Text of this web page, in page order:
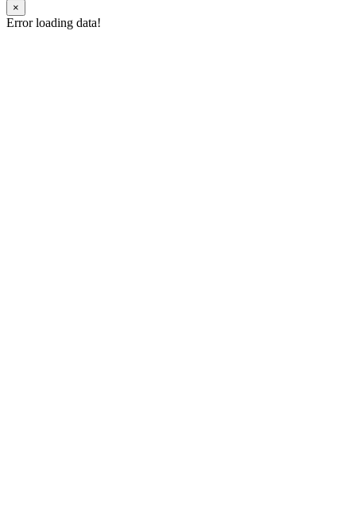
×
Error loading data!